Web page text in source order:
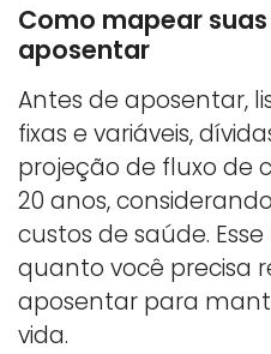
Como mapear
aposentar
Antes de aposentar,
fixas e variáveis,
projeção de fluxo de
20 anos,
custos de saúde.
quanto você precisa
aposentar para
vida.